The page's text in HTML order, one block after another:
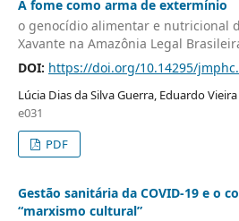
A fome como arma de extermínio
o genocídio alimentar e nutricional
Xavante na Amazônia Legal
DOI: https://doi.org/10.14295/
Lúcia Dias da Silva Guerra, Eduardo
e031
PDF
Gestão sanitária da COVID-19 e o
“marxismo cultural”